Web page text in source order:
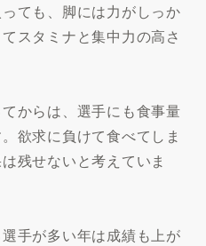
ても、脚には力がしっか
スタミナと集中力の高さ
からは、選手にも食事量
欲求に負けて食べてしま
残せないと考えていま
手が多い年は成績も上が